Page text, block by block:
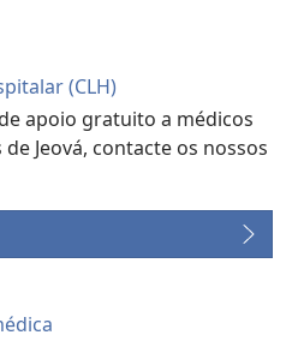
(CLH)
apoio gratuito a médicos
Jeová, contacte os nossos